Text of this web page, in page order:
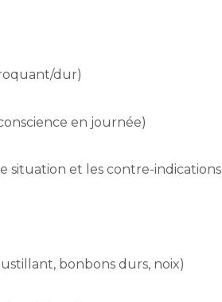
dur)
en journée)
situation et les contre-indications
bonbons durs, noix)